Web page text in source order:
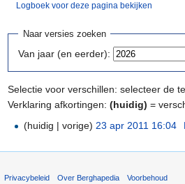
Logboek voor deze pagina bekijken
Naar versies zoeken
Van jaar (en eerder):
Selectie voor verschillen: selecteer de
Verklaring afkortingen: (huidig) =
(huidig | vorige) 23 apr 2011 16:04
Privacybeleid Over Berghapedia Voorbehoud